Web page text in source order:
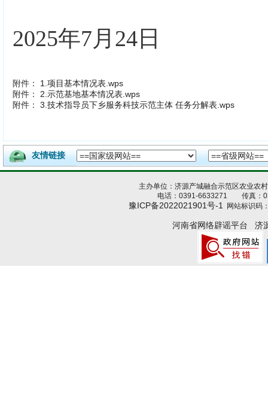
2025年7月24日
附件：
1.项目基本情况表.wps
附件：
2.示范基地基本情况表.wps
附件：
3.技术指导员下乡服务科技示范主体 任务分解表.wps
友情链接
主办单位：济源产城融合示范区农业
电话：0391-6633271 传真：
豫ICP备2022021901号-1 网站标识码
河南省网络辟谣平台 济